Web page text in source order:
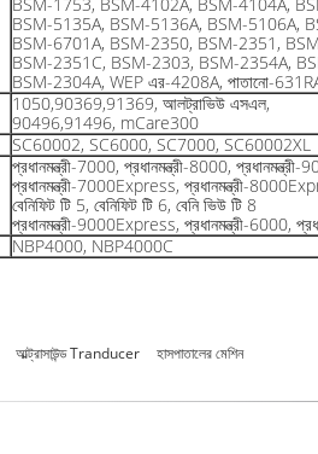
BSM-5135A, BSM-5136A, BSM-5106A,
BSM-6701A, BSM-2350, BSM-2351,
BSM-2351C, BSM-2303, BSM-2354A,
BSM-2304A, WEP এর-4208A, পাতানো-
1050,90369,91369, আলট্রাভিউ এসএল,
90496,91496, mCare300
SC60002, SC6000, SC7000, SC60002XL
প্রধানমন্ত্রী-7000, প্রধানমন্ত্রী-8000,
প্রধানমন্ত্রী-7000Express, প্রধানমন্ত্রী-
বেনিফিট টি 5, বেনিফিট টি 6, বেনি ভিউ টি 8
প্রধানমন্ত্রী-9000Express, প্রধানমন্ত্রী-6000,
NBP4000, NBP4000C
আল্ট্রাসাউন্ড Tranducer হাসপাতালের মেশিন